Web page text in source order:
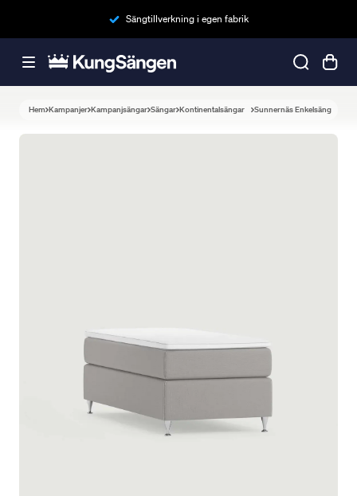
Sängtillverkning i egen fabrik
Hem Kampanjer Kampanjsängar Sängar Kontinentalsängar Sunnernäs Enkelsäng